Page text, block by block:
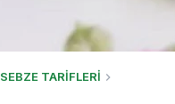
SEBZE TARİFLERİ